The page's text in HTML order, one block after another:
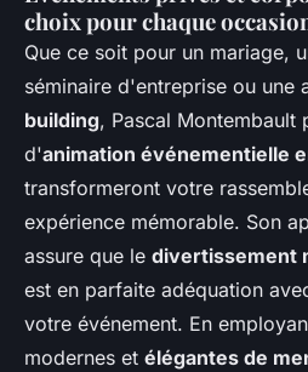
choix pour chaque
Que ce soit pour un mariage,
séminaire d'entreprise ou une
building, Pascal Montembault
d'animation événementielle
transformeront votre
expérience mémorable. Son
assure que le divertissement
est en parfaite adéquation
votre événement. En
modernes et élégantes de